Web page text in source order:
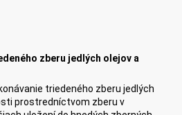
zberu jedlých olejov a
triedeného zberu jedlých
prostredníctvom zberu v